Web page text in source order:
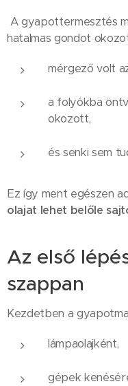
A gyapottermesztés
hatalmas gondot
mérgező volt
a folyókba
okozott,
és senki sem
Ez így ment egészen
olajat lehet belőle
Az első
szappan
Kezdetben a
lámpaolajként,
gépek